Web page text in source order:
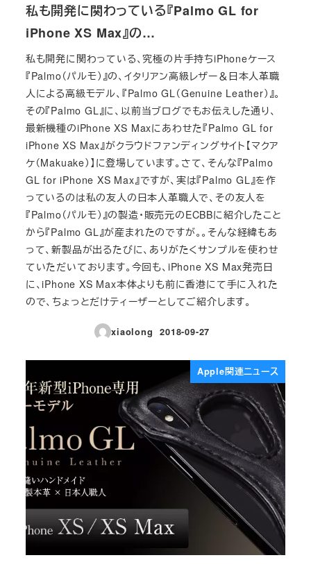
私も開発に関わっている『Palmo GL for
iPhone XS Max』の…
私も開発に関わっている、究極の片手持ちiPhoneケース
『Palmo（パルモ）』の、イタリアン高級レザー＆日本人革職
人による高級モデル、『Palmo GL（Genuine Leather）』。
その『Palmo GL』に、以前当ブログでもお伝えした通り、
最新機種のiPhone XS Maxにあわせた『Palmo GL for
iPhone XS Max』がクラウドファンディングサイト【マクア
ケ（Makuake）】に登場しています。さて、そんな『Palmo
GL for iPhone XS Max』ですが、実は『Palmo GL』を作
っているのは私の友人の日本人革職人で、その友人を
『Palmo（パルモ）』の製造・販売元のECBBに紹介したこと
から『Palmo GL』が産まれたのですが。。そんな経緯もあ
って、新製品が出るたびに、ありがたくサンプルを使わせ
ていただいております。今回も、iPhone XS Max発売日
に、iPhone XS Max本体よりも前に香港にて手に入れた
ので、ちょっとだけティーザーとしてご紹介します。
xiaolong
投稿日
2018-09-27
Apple関連ニュース